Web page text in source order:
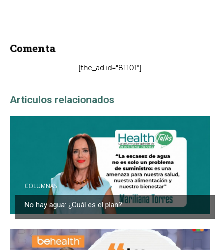
Comenta
[the_ad id="81101"]
Articulos relacionados
COLUMNAS
No hay agua: ¿Cuál es el plan?